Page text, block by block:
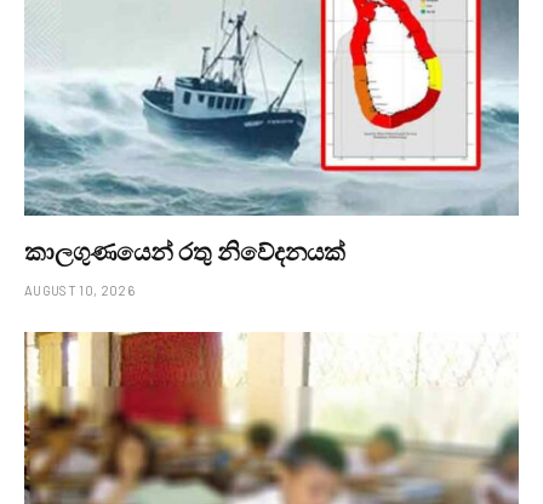
කාලගුණයෙන් ‍රතු නිවේදනයක්
AUGUST 10, 2026